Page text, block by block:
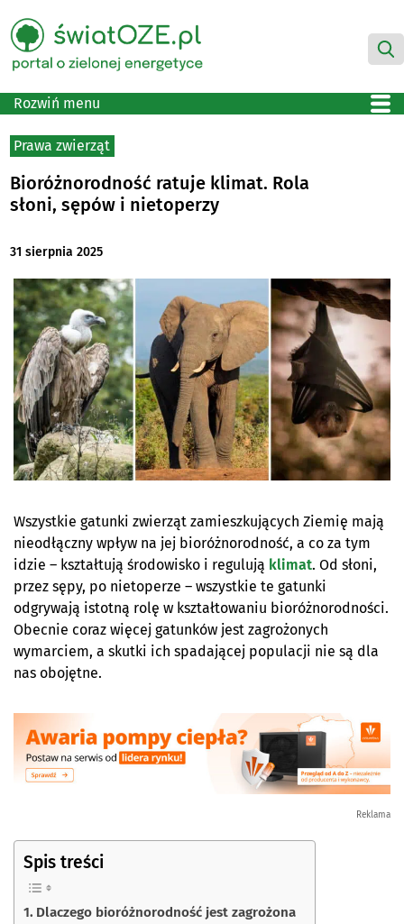
Rozwiń menu
Prawa zwierząt
Bioróżnorodność ratuje klimat. Rola
słoni, sępów i nietoperzy
31 sierpnia 2025
Wszystkie gatunki zwierząt zamieszkujących Ziemię mają
nieodłączny wpływ na jej bioróżnorodność, a co za tym
idzie – kształtują środowisko i regulują klimat. Od słoni,
przez sępy, po nietoperze – wszystkie te gatunki
odgrywają istotną rolę w kształtowaniu bioróżnorodności.
Obecnie coraz więcej gatunków jest zagrożonych
wymarciem, a skutki ich spadającej populacji nie są dla
nas obojętne.
Reklama
Spis treści
Dlaczego bioróżnorodność jest zagrożona